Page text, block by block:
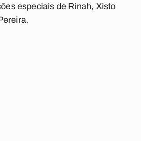
especiais de Rinah, Xisto